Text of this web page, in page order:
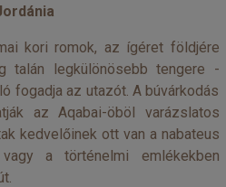
kori romok, az ígéret földjére
talán legkülönösebb tengere -
fogadja az utazót. A búvárkodás
az Aqabai-öböl varázslatos
kedvelőinek ott van a nabateus
a történelmi emlékekben